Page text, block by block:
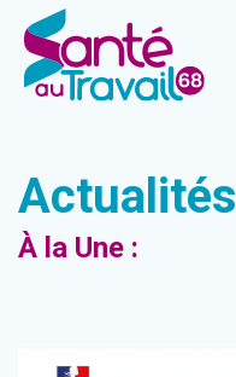
Actualités
À la Une :